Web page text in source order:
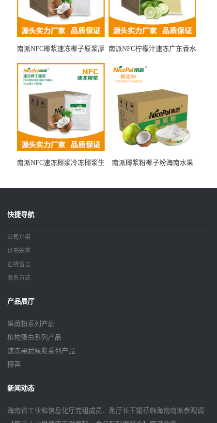
南派NFC椰浆速冻椰子原浆厚 南派NFC柠檬汁速冻广东香水
茶冷热原料
南派NFC速冻椰浆冷冻椰浆生
海南椰汁
南派椰浆粉椰子粉海南水果
快捷导航
公司介绍
证书荣誉
在线留言
联系方式
产品展厅
果蔬粉系列产品
植物蛋白系列产品
速冻果蔬原浆系列产品
椰蓉
新闻动态
海南省工业和信息化厅党组成员、副厅长王媛莅临海南南派参观调